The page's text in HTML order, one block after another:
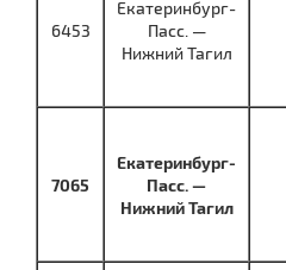
6453
Екатеринбург-
Пасс. —
Нижний Тагил
7065
Екатеринбург-
Пасс. —
Нижний Тагил